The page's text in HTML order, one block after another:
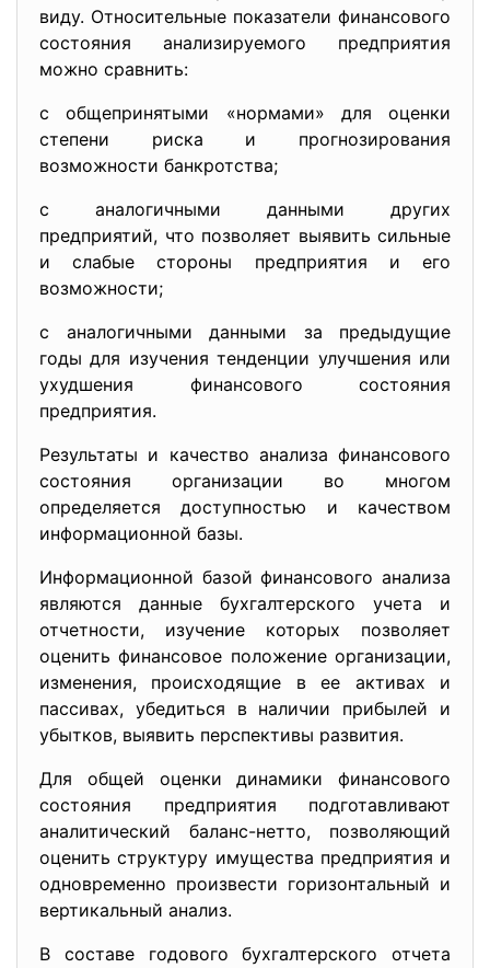
виду. Относительные показатели финансового
состояния анализируемого предприятия
можно сравнить:
с общепринятыми «нормами» для оценки
степени риска и прогнозирования
возможности банкротства;
с аналогичными данными других
предприятий, что позволяет выявить сильные
и слабые стороны предприятия и его
возможности;
с аналогичными данными за предыдущие
годы для изучения тенденции улучшения или
ухудшения финансового состояния
предприятия.
Результаты и качество анализа финансового
состояния организации во многом
определяется доступностью и качеством
информационной базы.
Информационной базой финансового анализа
являются данные бухгалтерского учета и
отчетности, изучение которых позволяет
оценить финансовое положение организации,
изменения, происходящие в ее активах и
пассивах, убедиться в наличии прибылей и
убытков, выявить перспективы развития.
Для общей оценки динамики финансового
состояния предприятия подготавливают
аналитический баланс-нетто, позволяющий
оценить структуру имущества предприятия и
одновременно произвести горизонтальный и
вертикальный анализ.
В составе годового бухгалтерского отчета